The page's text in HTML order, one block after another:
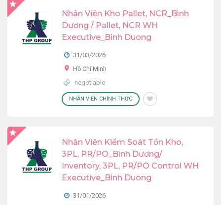
Nhân Viên Kho Pallet, NCR_Bình
Dương / Pallet, NCR WH
Executive_Binh Duong
31/03/2026
Hồ Chí Minh
negotiable
NHÂN VIÊN CHÍNH THỨC
Nhân Viên Kiểm Soát Tồn Kho,
3PL, PR/PO_Bình Dương/
Inventory, 3PL, PR/PO Control WH
Executive_Binh Duong
31/01/2026